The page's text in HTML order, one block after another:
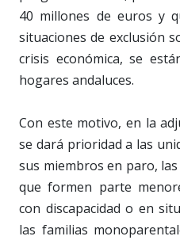
40 millones de euros y
situaciones de exclusión
crisis económica, se
hogares andaluces.
Con este motivo, en la
se dará prioridad a las
sus miembros en paro,
que formen parte
con discapacidad o en
las familias